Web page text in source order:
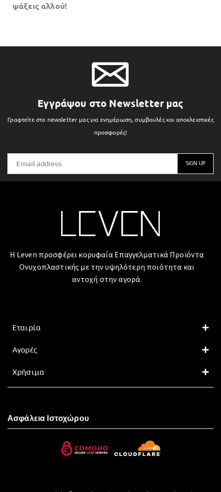
ψάξεις αλλού!
Εγγράψου στο Newsletter μας
Γραφτείτε στο newsletter μας για ενημέρωση, συμβουλές και αποκλειστικές
προσφορές!
Η Leven προσφέρει κορυφαία Επαγγελματικά Προϊόντα
Ονυχοπλαστικής με την υψηλότερη ποιότητα και
αντοχή στην αγορά.
Εταιρία
Αγορές
Χρήσιμα
Ασφάλεια Ιστοχώρου